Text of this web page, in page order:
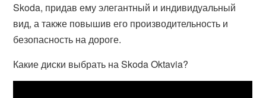
Skoda, придав ему элегантный и индивидуальный
вид, а также повышив его производительность и
безопасность на дороге.
Какие диски выбрать на Skoda Oktavia?